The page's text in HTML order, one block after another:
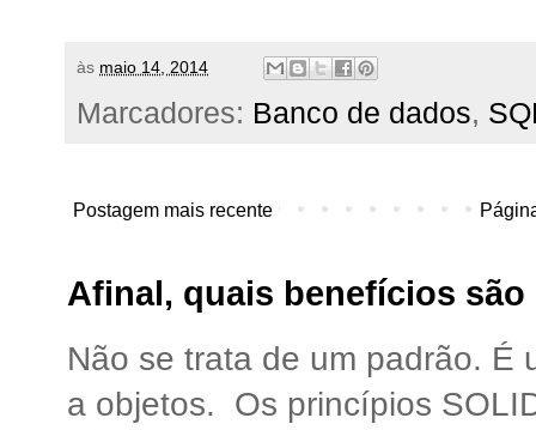
às maio 14, 2014
Marcadores: Banco de dados,
Postagem mais recente
Afinal, quais benefícios
Não se trata de um padrão. É
a objetos. Os princípios